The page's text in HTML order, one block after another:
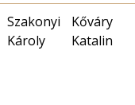
Szakonyi
Károly
Kőváry
Katalin